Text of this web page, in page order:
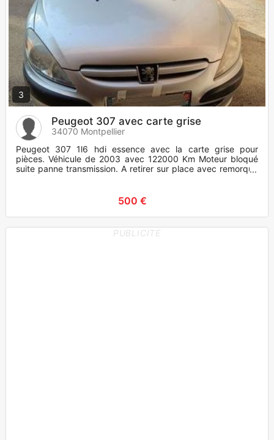
3
Peugeot 307 avec carte grise
34070 Montpellier
Peugeot 307 1l6 hdi essence avec la carte grise pour
pièces. Véhicule de 2003 avec 122000 Km Moteur bloqué
suite panne transmission. A retirer sur place avec remorque
ou plateau
500 €
PUBLICITE